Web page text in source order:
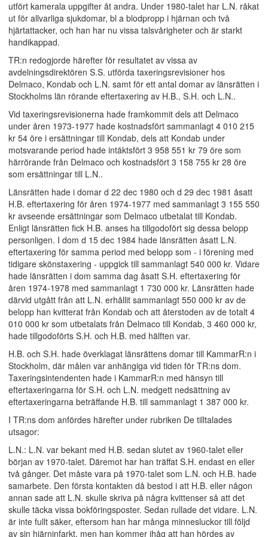
utfört kamerala uppgifter åt andra. Under 1980-talet har L.N. råkat
ut för allvarliga sjukdomar, bl a blodpropp i hjärnan och två
hjärtattacker, och han har nu vissa talsvårigheter och är starkt
handikappad.
TR:n redogjorde härefter för resultatet av vissa av
avdelningsdirektören S.S. utförda taxeringsrevisioner hos
Delmaco, Kondab och L.N. samt för ett antal domar av länsrätten i
Stockholms län rörande eftertaxering av H.B., S.H. och L.N..
Vid taxeringsrevisionerna hade framkommit dels att Delmaco
under åren 1973-1977 hade kostnadsfört sammanlagt 4 010 215
kr 54 öre i ersättningar till Kondab, dels att Kondab under
motsvarande period hade intäktsfört 3 958 551 kr 79 öre som
härrörande från Delmaco och kostnadsfört 3 158 755 kr 28 öre
som ersättningar till L.N..
Länsrätten hade i domar d 22 dec 1980 och d 29 dec 1981 åsatt
H.B. eftertaxering för åren 1974-1977 med sammanlagt 3 155 550
kr avseende ersättningar som Delmaco utbetalat till Kondab.
Enligt länsrätten fick H.B. anses ha tillgodofört sig dessa belopp
personligen. I dom d 15 dec 1984 hade länsrätten åsatt L.N.
eftertaxering för samma period med belopp som - i förening med
tidigare skönstaxering - uppgick till sammanlagt 540 000 kr. Vidare
hade länsrätten i dom samma dag åsatt S.H. eftertaxering för
åren 1974-1978 med sammanlagt 1 730 000 kr. Länsrätten hade
därvid utgått från att L.N. erhållit sammanlagt 550 000 kr av de
belopp han kvitterat från Kondab och att återstoden av de totalt 4
010 000 kr som utbetalats från Delmaco till Kondab, 3 460 000 kr,
hade tillgodoförts S.H. och H.B. med hälften var.
H.B. och S.H. hade överklagat länsrättens domar till KammarR:n i
Stockholm, där målen var anhängiga vid tiden för TR:ns dom.
Taxeringsintendenten hade i KammarR:n med hänsyn till
eftertaxeringarna för S.H. och L.N. medgett nedsättning av
eftertaxeringarna beträffande H.B. till sammanlagt 1 387 000 kr.
I TR:ns dom anfördes härefter under rubriken De tilltalades
utsagor:
L.N.: L.N. var bekant med H.B. sedan slutet av 1960-talet eller
början av 1970-talet. Däremot har han träffat S.H. endast en eller
två gånger. Det måste vara på 1970-talet som L.N. och H.B. hade
samarbete. Den första kontakten då bestod i att H.B. eller någon
annan sade att L.N. skulle skriva på några kvittenser så att det
skulle täcka vissa bokföringsposter. Sedan rullade det vidare. L.N.
är inte fullt säker, eftersom han har många minnesluckor till följd
av sin hjärninfarkt, men han kommer ihåg att han hördes av